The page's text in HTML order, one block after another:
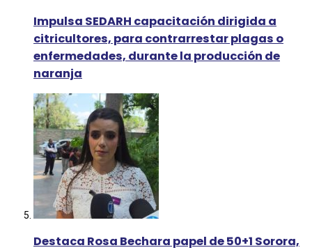
Impulsa SEDARH capacitación dirigida a
citricultores, para contrarrestar plagas o
enfermedades, durante la producción de
naranja
Destaca Rosa Bechara papel de 50+1 Sorora,